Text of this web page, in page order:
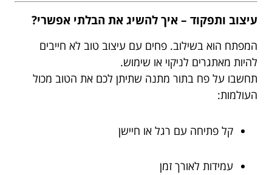
עיצוב ותפקוד – איך להשיג את הבלתי אפשרי?
המפתח הוא בשילוב. פחים עם עיצוב טוב לא חייבים
להיות מאתגרים לניקוי או שימוש.
תחשבו על פח בתור מתנה שתיתן לכם את הטוב מכול
העולמות:
קל פתיחה עם רגל או חיישן
עמידות לאורך זמן